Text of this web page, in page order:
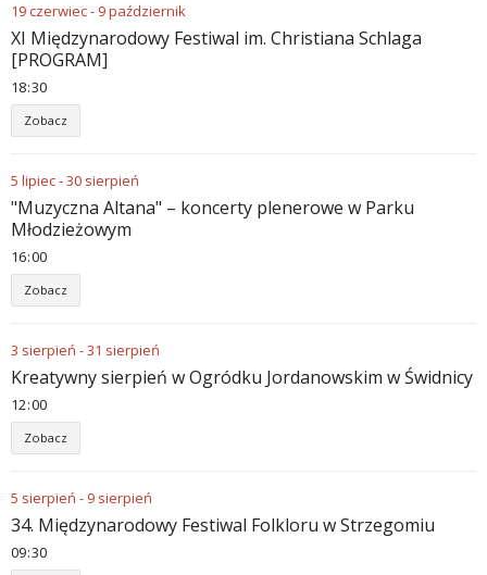
19czerwiec- 9październik
XI Międzynarodowy Festiwal im. Christiana Schlaga
[PROGRAM]
18 30
Zobacz
5 lipiec-30 sierpień
"Muzyczna Altana" – koncerty plenerowe w Parku
Młodzieżowym
16 00
Zobacz
3 sierpień -31 sierpień
Kreatywny sierpień w Ogródku Jordanowskim w Świdnicy
12 00
Zobacz
5 sierpień - 9 sierpień
34. Międzynarodowy Festiwal Folkloru w Strzegomiu
09 30